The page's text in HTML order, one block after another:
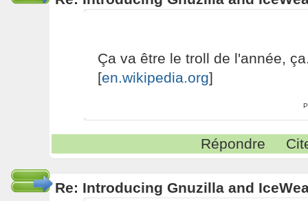
Ça va être le troll de l'année,
[en.wikipedia.org]
Répondre
Re: Introducing Gnuzilla and